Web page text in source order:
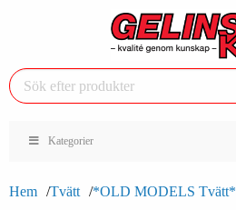
Kategorier
Hem Tvätt *OLD MODELS Tvätt*